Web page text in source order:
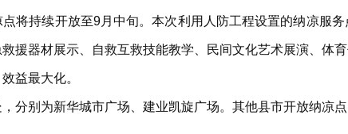
将持续开放至9月中旬。本次利用人防工程设置的纳凉服
援器材展示、自救互救技能教学、民间文化艺术展演、体
益最大化。
分别为新华城市广场、建业凯旋广场。其他县市开放纳凉点